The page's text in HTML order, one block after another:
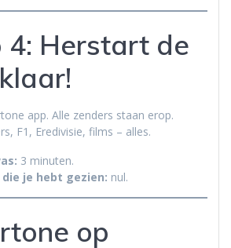
4: Herstart de
app. Alle zenders staan erop.
F1, Eredivisie, films – alles.
3 minuten.
je hebt gezien: nul.
op